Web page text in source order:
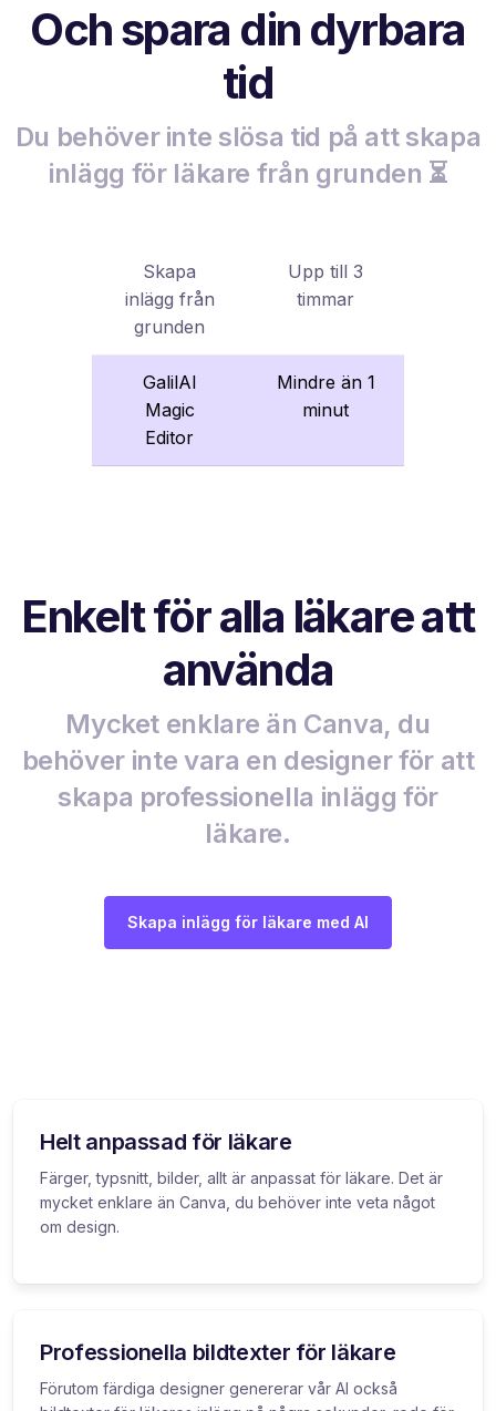
Och spara din dyrbara
tid
Du behöver inte slösa tid på att skapa
inlägg för läkare från grunden ⏳
Skapa
inlägg från
grunden
Upp till 3
timmar
GalilAI
Magic
Editor
Mindre än 1
minut
Enkelt för alla läkare att
använda
Mycket enklare än Canva, du
behöver inte vara en designer för att
skapa professionella inlägg för
läkare.
Skapa inlägg för läkare med AI
Helt anpassad för läkare
Färger, typsnitt, bilder, allt är anpassat för läkare. Det är
mycket enklare än Canva, du behöver inte veta något
om design.
Professionella bildtexter för läkare
Förutom färdiga designer genererar vår AI också